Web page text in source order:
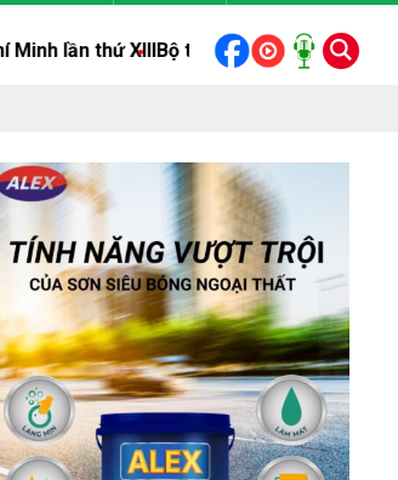
Bộ trưởng Trịnh Việt Hùng gửi Thư Chúc